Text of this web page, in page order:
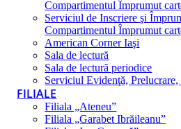
Compartimentul Împrumut
Serviciul de Inscriere şi
Compartimentul Împrumut
American Corner Iaşi
Sala de lectură
Sala de lectură periodice
Serviciul Evidenţă,
FILIALE
Filiala „Ateneu”
Filiala „Garabet Ibrăileanu”